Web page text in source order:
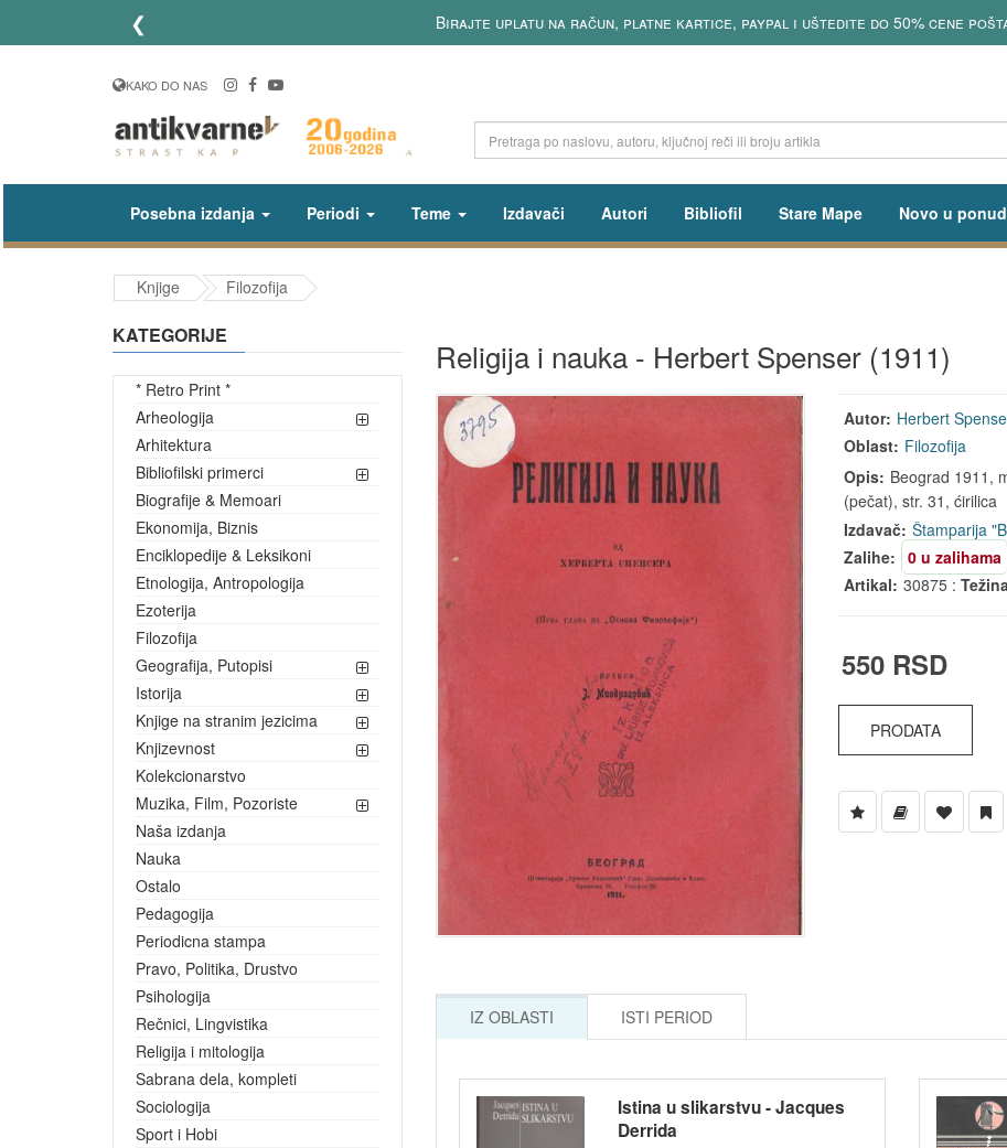
❮ Birajte uplatu na račun, platne kartice, paypal i uštedite do 50% cene
KAKO DO NAS
Posebna izdanja Periodi Teme Izdavači Autori Bibliofil Stare Mape Novo u
Knjige Filozofija
KATEGORIJE
* Retro Print *
Arheologija
Arhitektura
Bibliofilski primerci
Biografije & Memoari
Ekonomija, Biznis
Enciklopedije & Leksikoni
Etnologija, Antropologija
Ezoterija
Filozofija
Geografija, Putopisi
Istorija
Knjige na stranim jezicima
Knjizevnost
Kolekcionarstvo
Muzika, Film, Pozoriste
Naša izdanja
Nauka
Ostalo
Pedagogija
Periodicna stampa
Pravo, Politika, Drustvo
Psihologija
Rečnici, Lingvistika
Religija i mitologija
Sabrana dela, kompleti
Sociologija
Sport i Hobi
Religija i nauka - Herbert Spenser (1911)
Autor: Herbert
Oblast: Filozofija
Opis: Beograd 1911,
(pečat), str. 31, ćirilica
Izdavač: Štamparija
Zalihe:
0 u zalihama
Artikal: 30875 :
550 RSD
PRODATA
IZ OBLASTI ISTI PERIOD
Istina u slikarstvu - Jacques
Derrida